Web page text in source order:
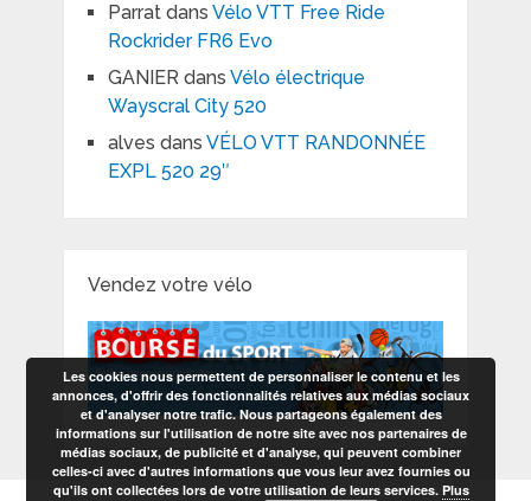
Parratdans Vélo VTT Free Ride
Rockrider FR6 Evo
GANIERdans Vélo électrique
Wayscral City 520
alves dans VÉLO VTT RANDONNÉE
EXPL 520 29″
Vendez votre vélo
Les cookies nous permettent de personnaliser le contenu et les
annonces, d'offrir des fonctionnalités relatives aux médias sociaux
et d'analyser notre trafic. Nous partageons également des
informations sur l'utilisation de notre site avec nos partenaires de
médias sociaux, de publicité et d'analyse, qui peuvent combiner
celles-ci avec d'autres informations que vous leur avez fournies ou
qu'ils ont collectées lors de votre utilisation de leurs services. Plus